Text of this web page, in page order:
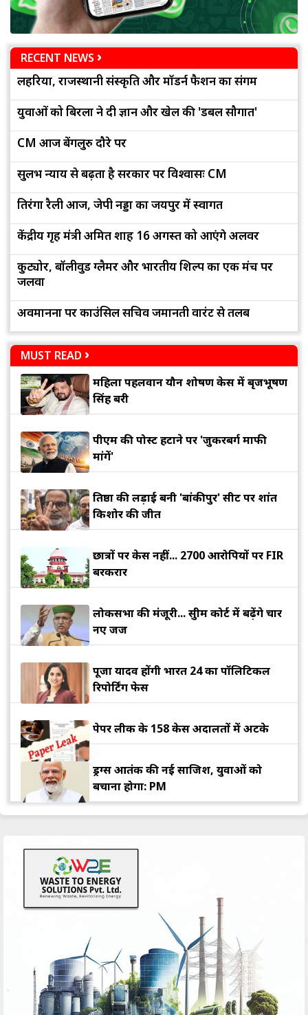
RECENT NEWS
लहरिया, राजस्थानी संस्कृति और मॉडर्न फैशन का संगम
युवाओं को बिरला ने दी ज्ञान और खेल की 'डबल सौगात'
CM आज बेंगलुरु दौरे पर
सुलभ न्याय से बढ़ता है सरकार पर विश्वासः CM
तिरंगा रैली आज, जेपी नड्डा का जयपुर में स्वागत
केंद्रीय गृह मंत्री अमित शाह 16 अगस्त को आएंगे अलवर
कुट्योर, बॉलीवुड ग्लैमर और भारतीय शिल्प का एक मंच पर
जलवा
अवमानना पर काउंसिल सचिव जमानती वारंट से तलब
MUST READ
महिला पहलवान यौन शोषण केस में बृजभूषण
सिंह बरी
पीएम की पोस्ट हटाने पर 'जुकरबर्ग माफी
मांगें'
प्रतिष्ठा की लड़ाई बनी 'बांकीपुर' सीट पर प्रशांत
किशोर की जीत
छात्रों पर केस नहीं... 2700 आरोपियों पर FIR
बरकरार
लोकसभा की मंजूरी... सुप्रीम कोर्ट में बढ़ेंगे चार
नए जज
पूजा यादव होंगी भारत 24 का पॉलिटिकल
रिपोर्टिंग फेस
पेपर लीक के 158 केस अदालतों में अटके
ड्रग्स आतंक की नई साजिश, युवाओं को
बचाना होगा: PM